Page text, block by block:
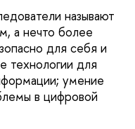
называют
а нечто более
для себя и
технологии для
умение
в цифровой